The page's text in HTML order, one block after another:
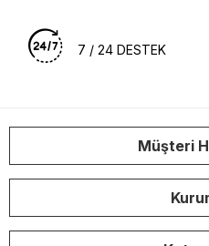
7 / 24 DESTEK
Müşteri